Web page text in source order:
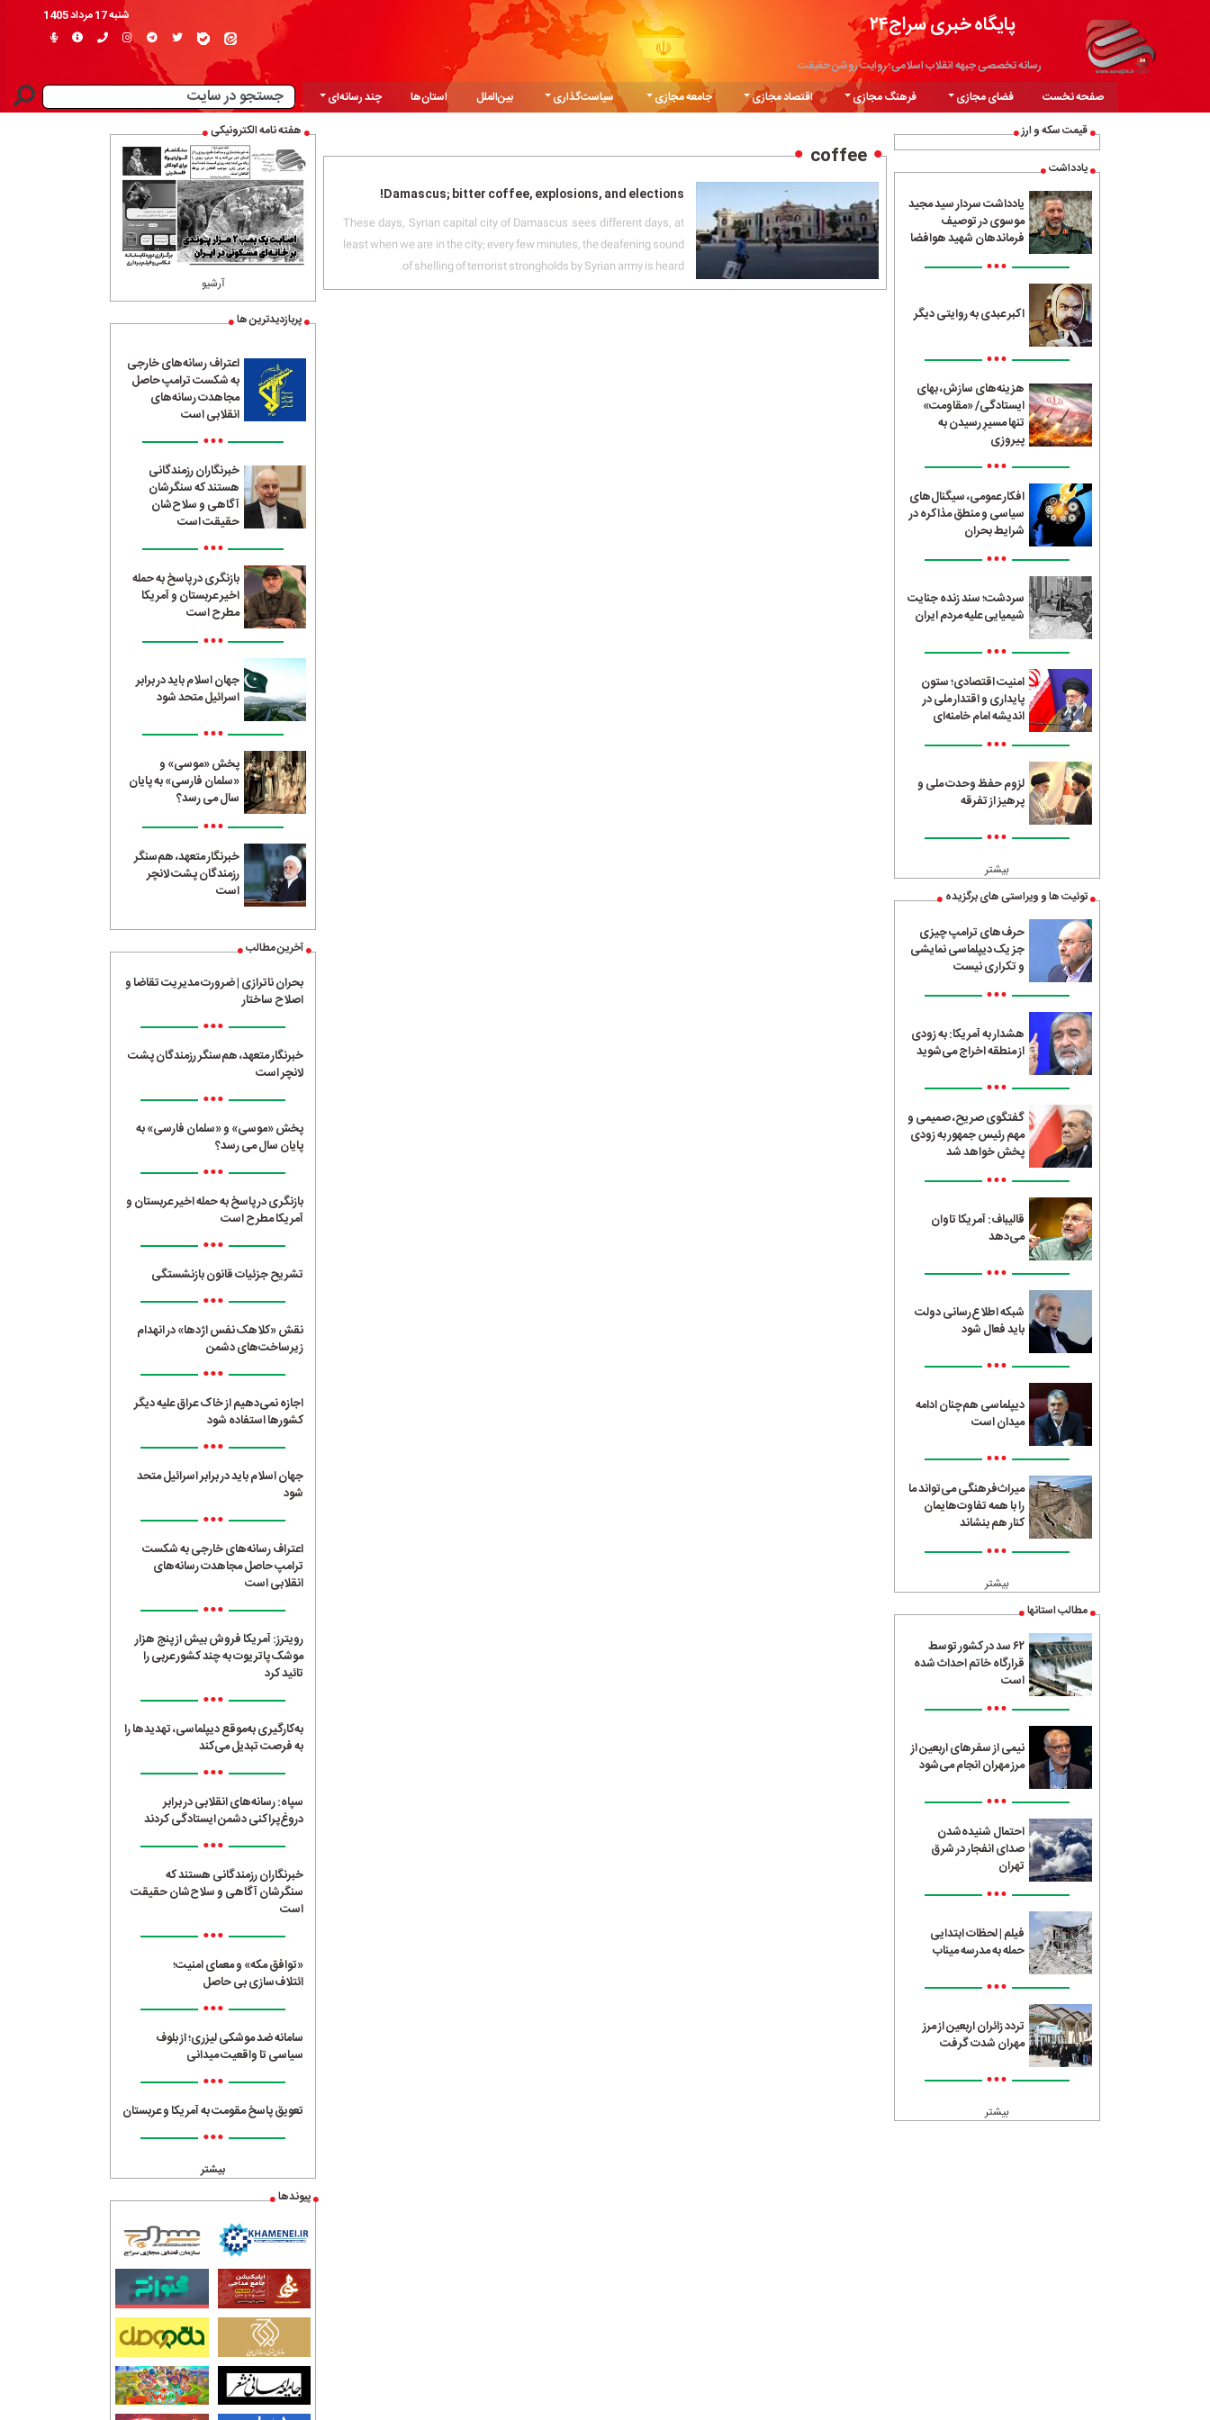
پایگاه خبری سراج۲۴
رسانه تخصصی جبهه انقلاب اسلامی؛ روایت روشن حقیقت
شنبه 17 مرداد 1405
صفحه نخست فضای مجازی فرهنگ مجازی اقتصاد مجازی جامعه مجازی سیاست‌گذاری بین‌الملل استان‌ها
چند رسانه‌ای
قیمت سکه و ارز
یادداشت
یادداشت سردار سید مجید
موسوی در توصیف
فرماندهان شهید هوافضا
•••
اکبر عبدی به روایتی دیگر
•••
هزینه‌های سازش، بهای
ایستادگی/ «مقاومت»
تنها مسیرِ رسیدن به
پیروزی
•••
افکار عمومی، سیگنال‌های
سیاسی و منطق مذاکره در
شرایط بحران
•••
سردشت؛ سند زنده جنایت
شیمیایی علیه مردم ایران
•••
امنیت اقتصادی؛ ستون
پایداری و اقتدار ملی در
اندیشه امام خامنه‌ای
•••
لزوم حفظ وحدت ملی و
پرهیز از تفرقه
•••
بیشتر
توئیت ها و ویراستی های برگزیده
حرف‌های ترامپ چیزی
جز یک دیپلماسی نمایشی
و تکراری نیست
•••
هشدار به آمریکا: به زودی
از منطقه اخراج می‌شوید
•••
گفتگوی صریح، صمیمی و
مهم رئیس جمهور به زودی
پخش خواهد شد
•••
قالیباف: آمریکا تاوان
می‌دهد
•••
شبکه اطلاع‌رسانی دولت
باید فعال شود
•••
دیپلماسی هم‌چنان ادامه
میدان است
•••
میراث‌فرهنگی می‌تواند ما
را با همه تفاوت‌هایمان
کنار هم بنشاند
•••
بیشتر
مطالب استانها
۶۲ سد در کشور توسط
قرارگاه خاتم احداث شده
است
•••
نیمی از سفرهای اربعین از
مرز مهران انجام می‌شود
•••
احتمال شنیده‌شدن
صدای انفجار در شرق
تهران
•••
فیلم | لحظات ابتدایی
حمله به مدرسه میناب
•••
تردد زائران اربعین از مرز
مهران شدت گرفت
•••
بیشتر
coffee
Damascus; bitter coffee, explosions, and elections!
These days, Syrian capital city of Damascus sees different days, at
least when we are in the city; every few minutes, the deafening sound
of shelling of terrorist strongholds by Syrian army is heard.
هفته نامه الکترونیکی
آرشیو
پربازدیدترین ها
اعتراف رسانه‌های خارجی
به شکست ترامپ حاصل
مجاهدت رسانه‌های
انقلابی است
•••
خبرنگاران رزمندگانی
هستند که سنگرشان
آگاهی و سلاح‌شان
حقیقت است
•••
بازنگری در پاسخ به حمله
اخیر عربستان و آمریکا
مطرح است
•••
جهان اسلام باید در برابر
اسرائیل متحد شود
•••
پخش «موسی» و
«سلمان فارسی» به پایان
سال می رسد؟
•••
خبرنگار متعهد، هم‌سنگر
رزمندگان پشت لانچر
است
آخرین مطالب
بحران ناترازی | ضرورت مدیریت تقاضا و
اصلاح ساختار
•••
خبرنگار متعهد، هم‌سنگر رزمندگان پشت
لانچر است
•••
پخش «موسی» و «سلمان فارسی» به
پایان سال می رسد؟
•••
بازنگری در پاسخ به حمله اخیر عربستان و
آمریکا مطرح است
•••
تشریح جزئیات قانون بازنشستگی
•••
نقش «کلاهک نفس اژدها» در انهدام
زیرساخت‌های دشمن
•••
اجازه نمی‌دهیم از خاک عراق علیه دیگر
کشورها استفاده شود
•••
جهان اسلام باید در برابر اسرائیل متحد
شود
•••
اعتراف رسانه‌های خارجی به شکست
ترامپ حاصل مجاهدت رسانه‌های
انقلابی است
•••
رویترز: آمریکا فروش بیش از پنج هزار
موشک پاتریوت به چند کشور عربی را
تائید کرد
•••
به‌کارگیری به‌موقع دیپلماسی، تهدیدها را
به فرصت تبدیل می‌کند
•••
سپاه: رسانه‌های انقلابی در برابر
دروغ‌پراکنی دشمن ایستادگی کردند
•••
خبرنگاران رزمندگانی هستند که
سنگرشان آگاهی و سلاح‌شان حقیقت
است
•••
«توافق مکه» و معمای امنیت؛
ائتلاف‌سازی بی حاصل
•••
سامانه ضد موشکی لیزری؛ از بلوف
سیاسی تا واقعیت میدانی
•••
تعویق پاسخ مقومت به آمریکا و عربستان
•••
بیشتر
پیوندها